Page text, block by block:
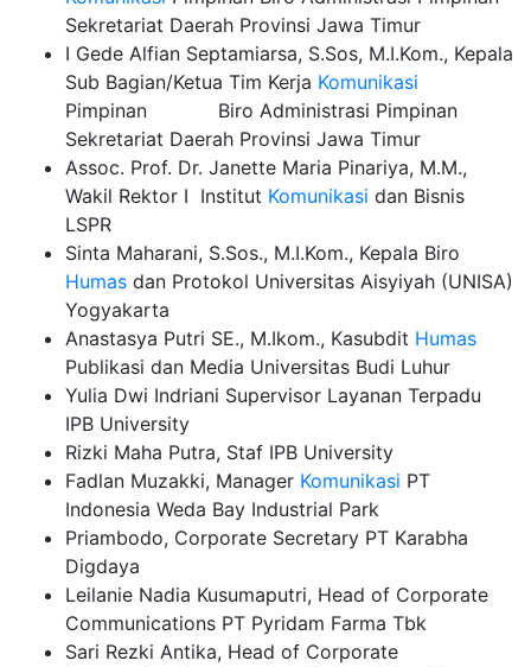
Sekretariat Daerah Provinsi Jawa Timur
I Gede Alfian Septamiarsa, S.Sos, M.I.Kom., Kepala
Sub Bagian/Ketua Tim Kerja Komunikasi
Pimpinan Biro Administrasi Pimpinan
Sekretariat Daerah Provinsi Jawa Timur
Assoc. Prof. Dr. Janette Maria Pinariya, M.M.,
Wakil Rektor I Institut Komunikasi dan Bisnis
LSPR
Sinta Maharani, S.Sos., M.I.Kom., Kepala Biro
Humas dan Protokol Universitas Aisyiyah (UNISA)
Yogyakarta
Anastasya Putri SE., M.Ikom., Kasubdit Humas
Publikasi dan Media Universitas Budi Luhur
Yulia Dwi Indriani Supervisor Layanan Terpadu
IPB University
Rizki Maha Putra, Staf IPB University
Fadlan Muzakki, Manager Komunikasi PT
Indonesia Weda Bay Industrial Park
Priambodo, Corporate Secretary PT Karabha
Digdaya
Leilanie Nadia Kusumaputri, Head of Corporate
Communications PT Pyridam Farma Tbk
Sari Rezki Antika, Head of Corporate